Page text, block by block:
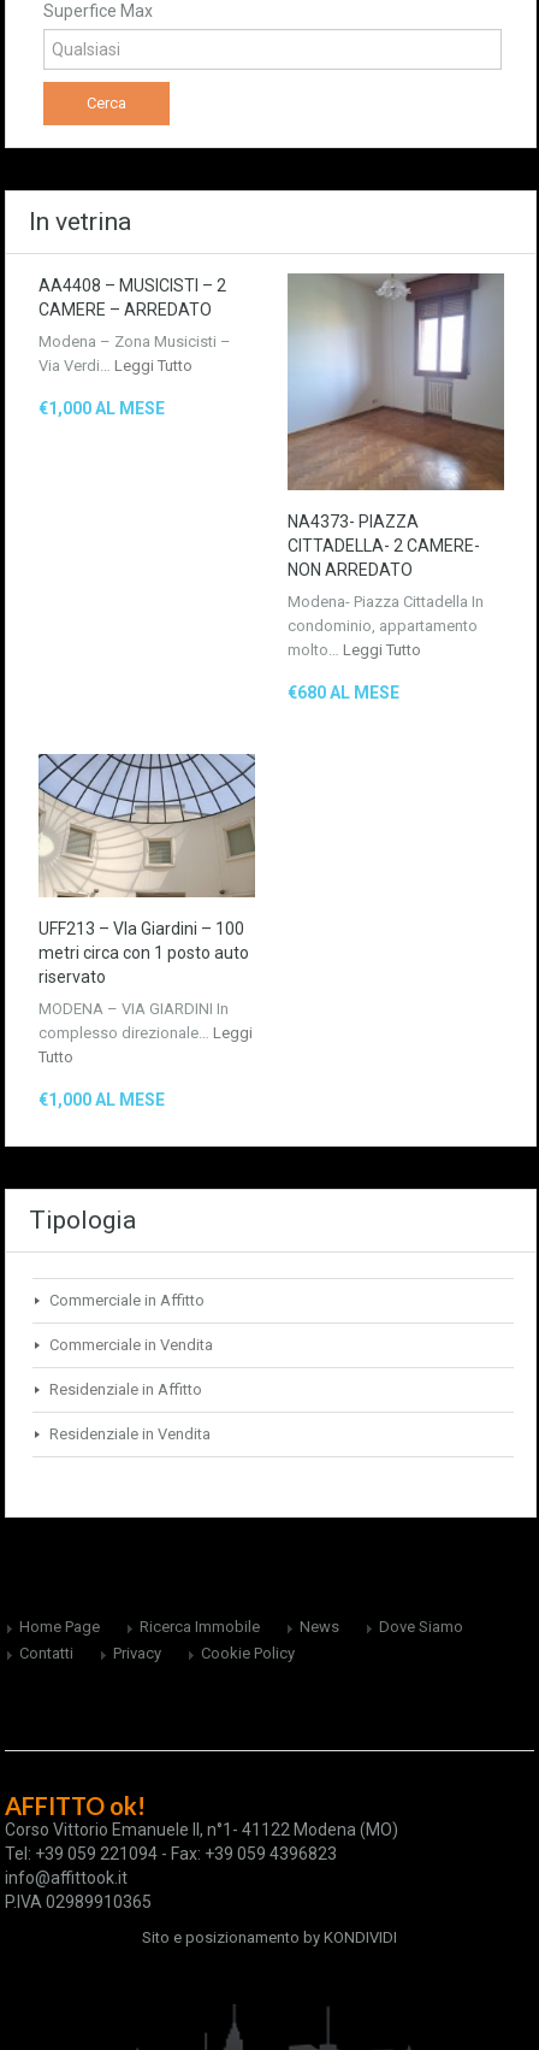
Superfice Max
In vetrina
AA4408 – MUSICISTI – 2
CAMERE – ARREDATO
Modena – Zona Musicisti –
Via Verdi… Leggi Tutto
€1,000 AL MESE
NA4373- PIAZZA
CITTADELLA- 2 CAMERE-
NON ARREDATO
Modena- Piazza Cittadella In
condominio, appartamento
molto… Leggi Tutto
€680 AL MESE
UFF213 – VIa Giardini – 100
metri circa con 1 posto auto
riservato
MODENA – VIA GIARDINI In
complesso direzionale… Leggi
Tutto
€1,000 AL MESE
Tipologia
Commerciale in Affitto
Commerciale in Vendita
Residenziale in Affitto
Residenziale in Vendita
Home Page Ricerca Immobile News
Dove Siamo
Contatti
Privacy Cookie Policy
AFFITTO ok!
Corso Vittorio Emanuele II, n°1- 41122 Modena (MO)
Tel: +39 059 221094 - Fax: +39 059 4396823
info@affittook.it
P.IVA 02989910365
Sito e posizionamento by KONDIVIDI